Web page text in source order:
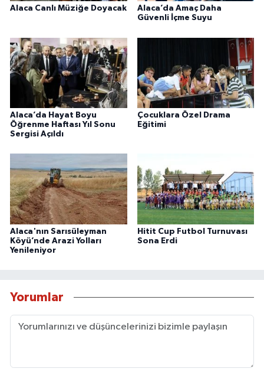
Alaca Canlı Müziğe Doyacak
Alaca’da Amaç Daha
Güvenli İçme Suyu
Alaca’da Hayat Boyu
Öğrenme Haftası Yıl Sonu
Sergisi Açıldı
Çocuklara Özel Drama
Eğitimi
Alaca'nın Sarısüleyman
Köyü’nde Arazi Yolları
Yenileniyor
Hitit Cup Futbol Turnuvası
Sona Erdi
Yorumlar